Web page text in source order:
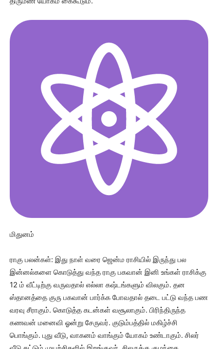
மிதுனம்
ராகு பலன்கள்: இது நாள் வரை ஜென்ம ராசியில் இருந்து பல
இன்னல்களை கொடுத்து வந்த ராகு பகவான் இனி உங்கள் ராசிக்கு
12 ம் வீட்டிற்கு வருவதால் எல்லா கஷ்டங்களும் விலகும். தன
ஸ்தானத்தை குரு பகவான் பார்க்க போவதால் தடை பட்டு வந்த பண
வரவு சீராகும். கொடுத்த கடன்கள் வசூலாகும். பிரிந்திருந்த
கணவன் மனைவி ஓன்று சேருவர். குடும்பத்தில் மகிழ்ச்சி
பொங்கும். புது வீடு, வாகனம் வாங்கும் யோகம் உண்டாகும். சிலர்